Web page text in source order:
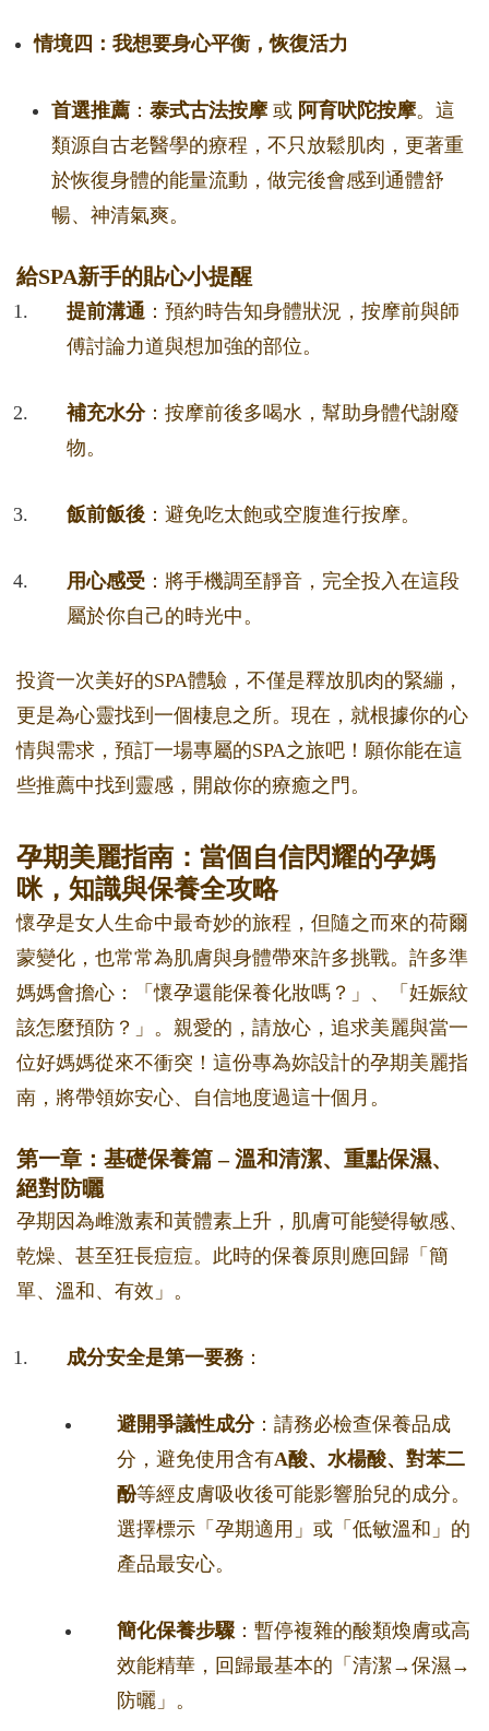
情境四：我想要身心平衡，恢復活力
首選推薦 ： 泰式古法按摩或 阿育吠陀按摩。這
類源自古老醫學的療程，不只放鬆肌肉，更著重
於恢復身體的能量流動，做完後會感到通體舒
暢、神清氣爽。
給SPA新手的貼心小提醒
提前溝通 ：預約時告知身體狀況，按摩前與師
傅討論力道與想加強的部位。
補充水分：按摩前後多喝水，幫助身體代謝廢
物。
飯前飯後 ：避免吃太飽或空腹進行按摩。
用心感受 ：將手機調至靜音，完全投入在這段
屬於你自己的時光中。
投資一次美好的SPA體驗，不僅是釋放肌肉的緊繃，
更是為心靈找到一個棲息之所。現在，就根據你的心
情與需求，預訂一場專屬的SPA之旅吧！願你能在這
些推薦中找到靈感，開啟你的療癒之門。
孕期美麗指南：當個自信閃耀的孕媽
咪，知識與保養全攻略
懷孕是女人生命中最奇妙的旅程，但隨之而來的荷爾
蒙變化，也常常為肌膚與身體帶來許多挑戰。許多準
媽媽會擔心：「懷孕還能保養化妝嗎？」、「妊娠紋
該怎麼預防？」。親愛的，請放心，追求美麗與當一
位好媽媽從來不衝突！這份專為妳設計的孕期美麗指
南，將帶領妳安心、自信地度過這十個月。
第一章：基礎保養篇 – 溫和清潔、重點保濕、
絕對防曬
孕期因為雌激素和黃體素上升，肌膚可能變得敏感、
乾燥、甚至狂長痘痘。此時的保養原則應回歸「簡
單、溫和、有效」。
成分安全是第一要務：
避開爭議性成分：請務必檢查保養品成
分，避免使用含有A酸、水楊酸、對苯二
酚等經皮膚吸收後可能影響胎兒的成分。
選擇標示「孕期適用」或「低敏溫和」的
產品最安心。
簡化保養步驟 ：暫停複雜的酸類煥膚或高
效能精華，回歸最基本的「清潔→保濕→
防曬」。